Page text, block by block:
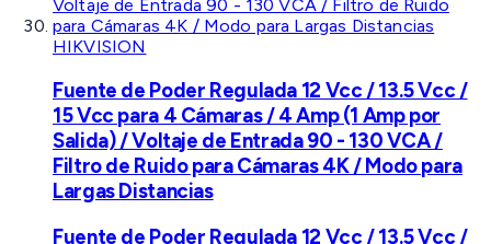
HIKVISION
Fuente de Poder Regulada 12 Vcc / 13.5 Vcc /
15 Vcc para 4 Cámaras / 4 Amp (1 Amp por
Salida) / Voltaje de Entrada 90 - 130 VCA /
Filtro de Ruido para Cámaras 4K / Modo para
Largas Distancias
Fuente de Poder Regulada 12 Vcc / 13.5 Vcc /